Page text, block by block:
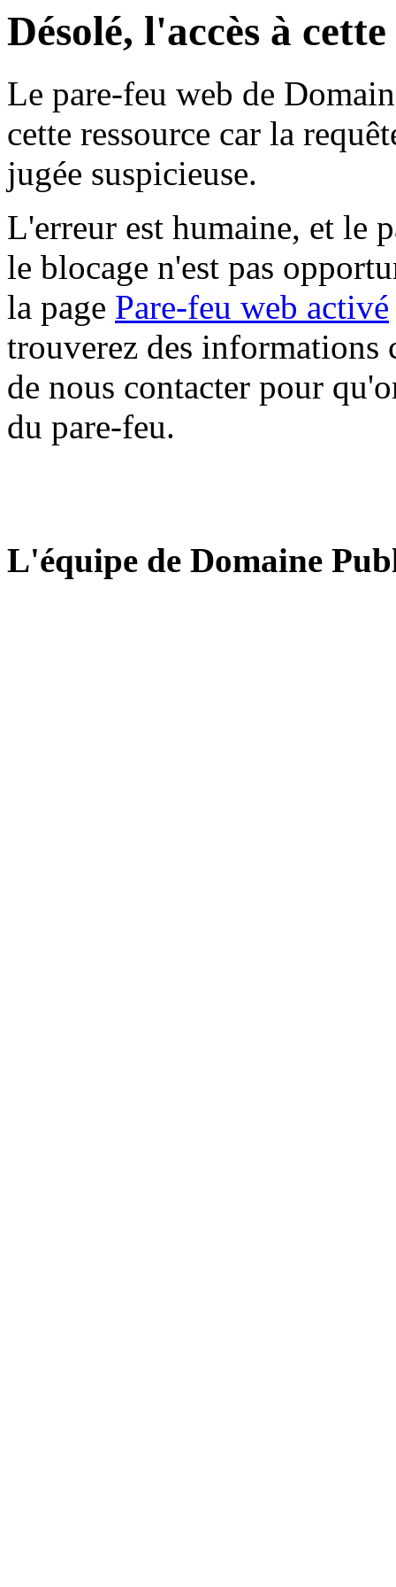
Désolé, l'accès à
Le pare-feu web de
cette ressource car la
jugée suspicieuse.
L'erreur est humaine, et le
le blocage n'est pas
la page Pare-feu web activé
trouverez des informations
de nous contacter pour
du pare-feu.
L'équipe de Domaine